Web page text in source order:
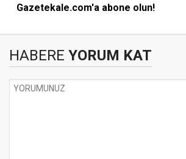
Gazetekale.com'a abone olun!
HABERE YORUM KAT